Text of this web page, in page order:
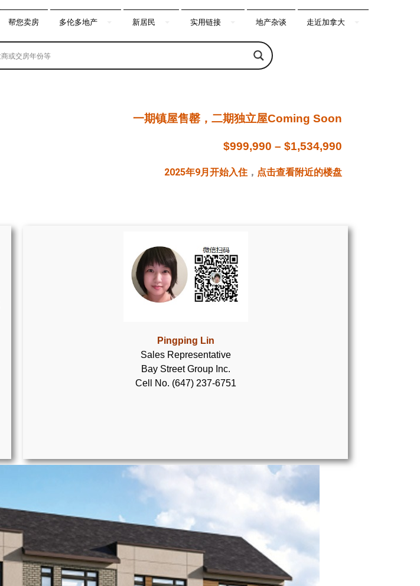
帮您卖房 多伦多地产 新居民 实用链接 地产杂谈 走近加拿大
一期镇屋售罄，二期独立屋Coming Soon
$999,990 – $1,534,990
2025年9月开始入住 ， 点击查看附近的楼盘
Pingping Lin
Sales Representative
Bay Street Group Inc.
Cell No. (647) 237-6751